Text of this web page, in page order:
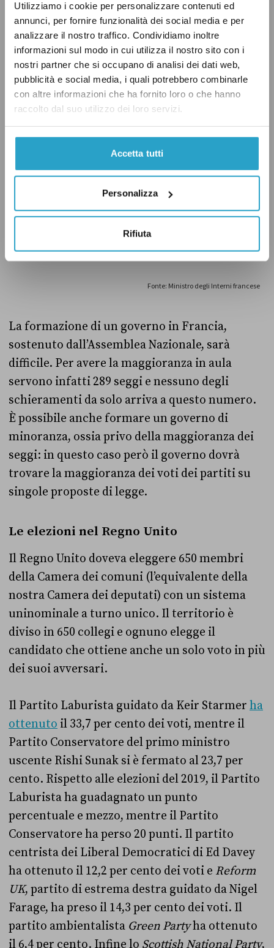
Utilizziamo i cookie per personalizzare contenuti ed
annunci, per fornire funzionalità dei social media e per
analizzare il nostro traffico. Condividiamo inoltre
informazioni sul modo in cui utilizza il nostro sito con i
nostri partner che si occupano di analisi dei dati web,
pubblicità e social media, i quali potrebbero combinarle
con altre informazioni che ha fornito loro o che hanno
raccolto dal suo utilizzo dei loro servizi.
Accetta tutti
Personalizza
Rifiuta
La formazione di un governo in Francia,
sostenuto dall’Assemblea Nazionale, sarà
difficile. Per avere la maggioranza in aula
servono infatti 289 seggi e nessuno degli
schieramenti da solo arriva a questo numero.
È possibile anche formare un governo di
minoranza, ossia privo della maggioranza dei
seggi: in questo caso però il governo dovrà
trovare la maggioranza dei voti dei partiti su
singole proposte di legge.
Le elezioni nel Regno Unito
Il Regno Unito doveva eleggere 650 membri
della Camera dei comuni (l’equivalente della
nostra Camera dei deputati) con un sistema
uninominale a turno unico. Il territorio è
diviso in 650 collegi e ognuno elegge il
candidato che ottiene anche un solo voto in più
dei suoi avversari.
Il Partito Laburista guidato da Keir Starmer ha
ottenuto il 33,7 per cento dei voti, mentre il
Partito Conservatore del primo ministro
uscente Rishi Sunak si è fermato al 23,7 per
cento. Rispetto alle elezioni del 2019, il Partito
Laburista ha guadagnato un punto
percentuale e mezzo, mentre il Partito
Conservatore ha perso 20 punti. Il partito
centrista dei Liberal Democratici di Ed Davey
ha ottenuto il 12,2 per cento dei voti e Reform
UK, partito di estrema destra guidato da Nigel
Farage, ha preso il 14,3 per cento dei voti. Il
partito ambientalista Green Partyha ottenuto
il 6,4 per cento. Infine lo Scottish National Party,